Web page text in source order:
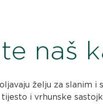
naš
želju za slanim
tijesto i vrhunske